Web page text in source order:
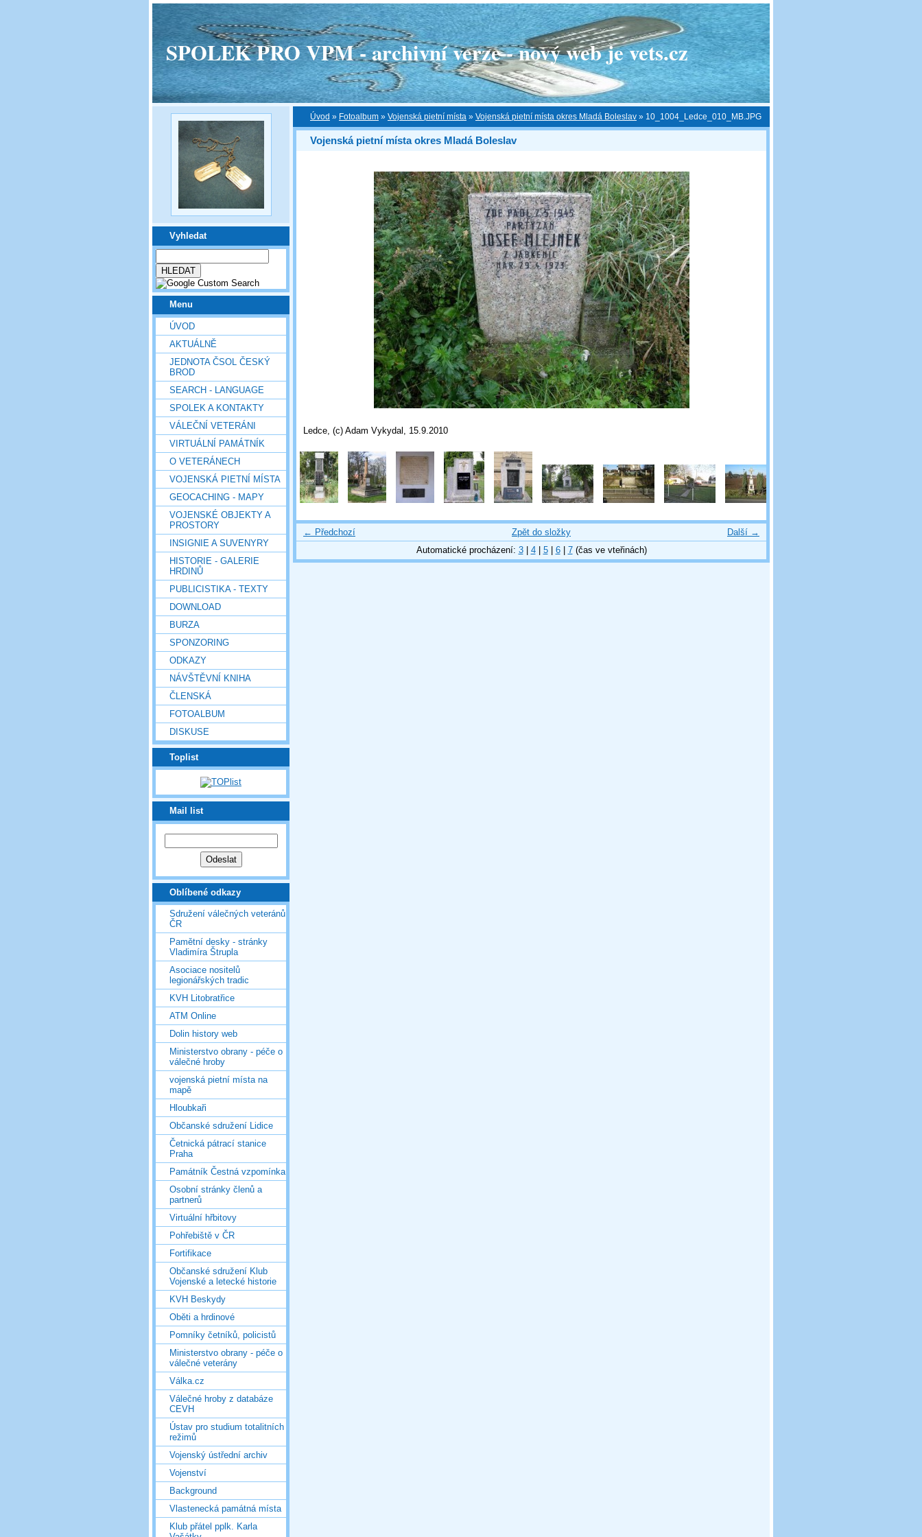
SPOLEK PRO VPM - archivní verze - nový web je vets.cz
Vyhledat
Menu
ÚVOD
AKTUÁLNĚ
JEDNOTA ČSOL ČESKÝ
BROD
SEARCH - LANGUAGE
SPOLEK A KONTAKTY
VÁLEČNÍ VETERÁNI
VIRTUÁLNÍ PAMÁTNÍK
O VETERÁNECH
VOJENSKÁ PIETNÍ MÍSTA
GEOCACHING - MAPY
VOJENSKÉ OBJEKTY A
PROSTORY
INSIGNIE A SUVENYRY
HISTORIE - GALERIE
HRDINŮ
PUBLICISTIKA - TEXTY
DOWNLOAD
BURZA
SPONZORING
ODKAZY
NÁVŠTĚVNÍ KNIHA
ČLENSKÁ
FOTOALBUM
DISKUSE
Toplist
Mail list
Oblíbené odkazy
Sdružení válečných veteránů
ČR
Pamětní desky - stránky
Vladimíra Štrupla
Asociace nositelů
legionářských tradic
KVH Litobratřice
ATM Online
Dolin history web
Ministerstvo obrany - péče o
válečné hroby
vojenská pietní místa na
mapě
Hloubkaři
Občanské sdružení Lidice
Četnická pátrací stanice
Praha
Památník Čestná vzpomínka
Osobní stránky členů a
partnerů
Virtuální hřbitovy
Pohřebiště v ČR
Fortifikace
Občanské sdružení Klub
Vojenské a letecké historie
KVH Beskydy
Oběti a hrdinové
Pomníky četníků, policistů
Ministerstvo obrany - péče o
válečné veterány
Válka.cz
Válečné hroby z databáze
CEVH
Ústav pro studium totalitních
režimů
Vojenský ústřední archiv
Vojenství
Background
Vlastenecká památná místa
Klub přátel pplk. Karla
Úvod » Fotoalbum » Vojenská pietní místa » Vojenská pietní místa okres Mladá Boleslav » 10_1004_Ledce_010_MB.JPG
Vojenská pietní místa okres Mladá Boleslav
Ledce, (c) Adam Vykydal, 15.9.2010
← Předchozí Další →
Zpět do složky
Automatické procházení: 3| 4| 5| 6| 7(čas ve vteřinách)